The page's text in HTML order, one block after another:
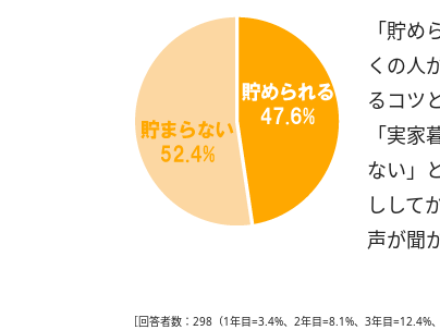
「貯
くの人
るコツ
「実
ない」
しして
声が聞
［回答者数：298（1年目=3.4%、2年目=8.1%、3年目